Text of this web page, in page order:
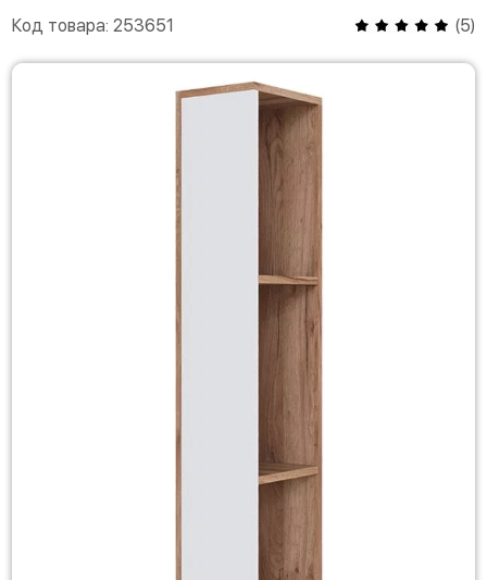
Код товара: 253651 (5)